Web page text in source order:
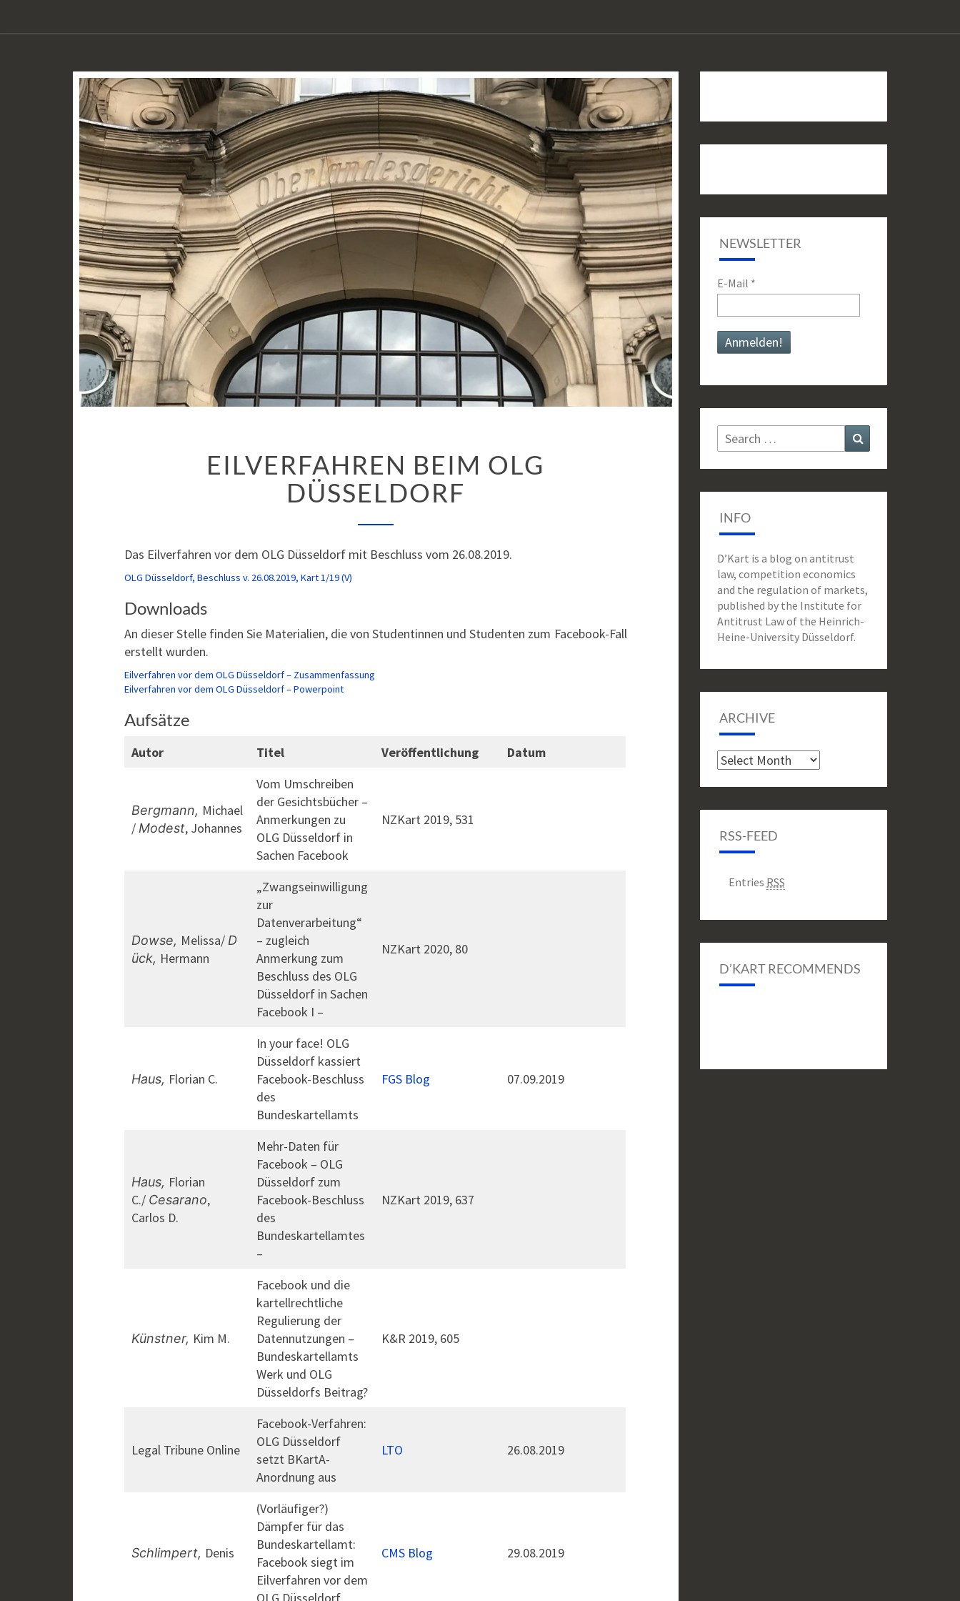
BEIM
OLG
DÜSSELDORF
EILVERFAHREN BEIM OLG
DÜSSELDORF
Das Eilverfahren vor dem OLG Düsseldorf mit Beschluss vom 26.08.2019.
OLG Düsseldorf, Beschluss v. 26.08.2019, Kart 1/19 (V)
Downloads
An dieser Stelle finden Sie Materialien, die von Studentinnen und Studenten zum Facebook-Fall
erstellt wurden.
Eilverfahren vor dem OLG Düsseldorf – Zusammenfassung
Eilverfahren vor dem OLG Düsseldorf – Powerpoint
Aufsätze
Autor Titel Veröffentlichung Datum
Bergmann, Michael
/Modest, Johannes
Vom Umschreiben
der Gesichtsbücher –
Anmerkungen zu
OLG Düsseldorf in
Sachen Facebook
NZKart 2019, 531
Dowse, Melissa/D
ück, Hermann
„Zwangseinwilligung
zur
Datenverarbeitung“
– zugleich
Anmerkung zum
Beschluss des OLG
Düsseldorf in Sachen
Facebook I –
NZKart 2020, 80
Haus, Florian C.
In your face! OLG
Düsseldorf kassiert
Facebook-Beschluss
des
Bundeskartellamts
FGS Blog 07.09.2019
Haus, Florian
C./ Cesarano,
Carlos D.
Mehr-Daten für
Facebook – OLG
Düsseldorf zum
Facebook-Beschluss
des
Bundeskartellamtes
–
NZKart 2019, 637
Künstner, Kim M.
Facebook und die
kartellrechtliche
Regulierung der
Datennutzungen –
Bundeskartellamts
Werk und OLG
Düsseldorfs Beitrag?
K&R 2019, 605
Legal Tribune Online
Facebook-Verfahren:
OLG Düsseldorf
setzt BKartA-
Anordnung aus
LTO 26.08.2019
Schlimpert, Denis
(Vorläufiger?)
Dämpfer für das
Bundeskartellamt:
Facebook siegt im
Eilverfahren vor dem
CMS Blog 29.08.2019
NEWSLETTER
E-Mail *
Search
for:
INFO
D’Kart is a blog on antitrust
law, competition economics
and the regulation of markets,
published by the Institute for
Antitrust Law of the Heinrich-
Heine-University Düsseldorf.
ARCHIVE
Archive
RSS-FEED
Entries RSS
D’KART RECOMMENDS